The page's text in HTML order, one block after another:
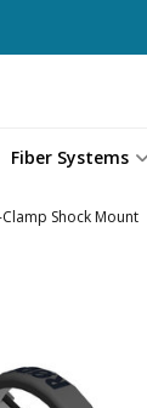
Fiber Systems
Clamp Shock Mount